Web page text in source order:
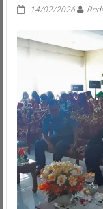
14/02/2026